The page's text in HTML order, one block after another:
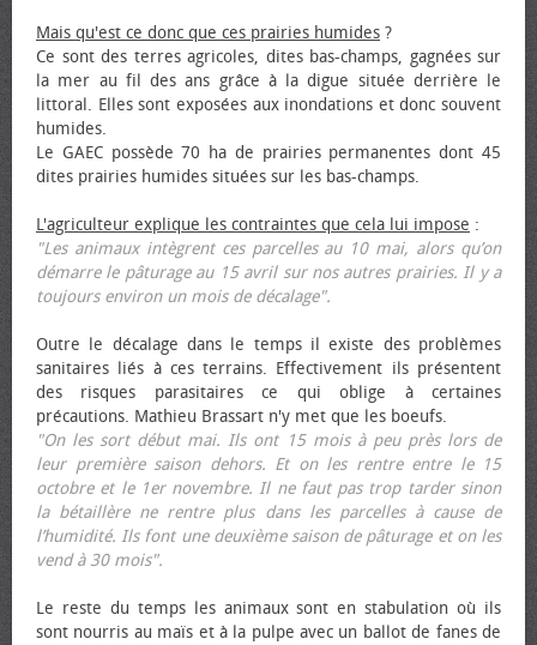
Mais qu'est ce donc que ces prairies humides ?
Ce sont des terres agricoles, dites bas-champs, gagnées sur
la mer au fil des ans grâce à la digue située derrière le
littoral. Elles sont exposées aux inondations et donc souvent
humides.
Le GAEC possède 70 ha de prairies permanentes dont 45
dites prairies humides situées sur les bas-champs.
L'agriculteur explique les contraintes que cela lui impose :
"Les animaux intègrent ces parcelles au 10 mai, alors qu’on
démarre le pâturage au 15 avril sur nos autres prairies. Il y a
toujours environ un mois de décalage".
Outre le décalage dans le temps il existe des problèmes
sanitaires liés à ces terrains. Effectivement ils présentent
des risques parasitaires ce qui oblige à certaines
précautions. Mathieu Brassart n'y met que les bœufs.
"On les sort début mai. Ils ont 15 mois à peu près lors de
leur première saison dehors. Et on les rentre entre le 15
octobre et le 1er novembre. Il ne faut pas trop tarder sinon
la bétaillère ne rentre plus dans les parcelles à cause de
l’humidité. Ils font une deuxième saison de pâturage et on les
vend à 30 mois".
Le reste du temps les animaux sont en stabulation où ils
sont nourris au maïs et à la pulpe avec un ballot de fanes de